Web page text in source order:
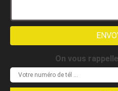
On vous